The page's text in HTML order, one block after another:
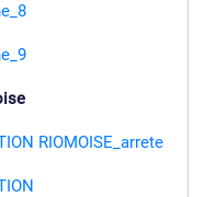
RIOMOISE_arrete